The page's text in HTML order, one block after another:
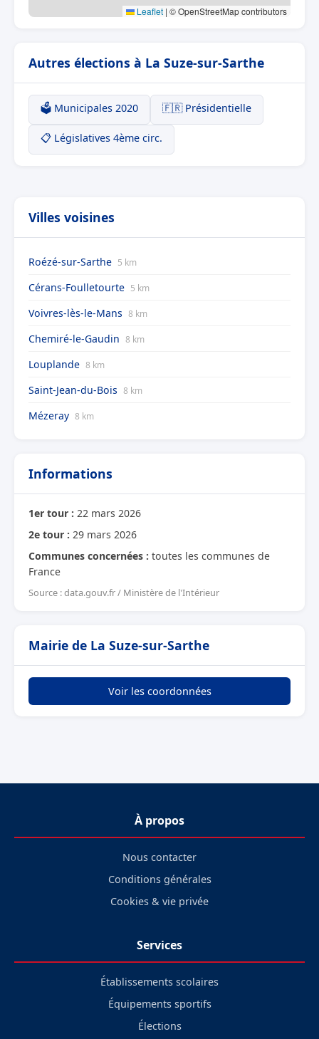
Leaflet | © OpenStreetMap contributors
Autres élections à La Suze-sur-Sarthe
🗳️ Municipales 2020 🇫🇷 Présidentielle
📋 Législatives 4ème circ.
Villes voisines
Roézé-sur-Sarthe 5 km
Cérans-Foulletourte 5 km
Voivres-lès-le-Mans 8 km
Chemiré-le-Gaudin 8 km
Louplande 8 km
Saint-Jean-du-Bois 8 km
Mézeray 8 km
Informations
1er tour : 22 mars 2026
2e tour : 29 mars 2026
Communes concernées : toutes les communes de
France
Source : data.gouv.fr / Ministère de l'Intérieur
Mairie de La Suze-sur-Sarthe
Voir les coordonnées
À propos
Nous contacter
Conditions générales
Cookies & vie privée
Services
Établissements scolaires
Équipements sportifs
Élections